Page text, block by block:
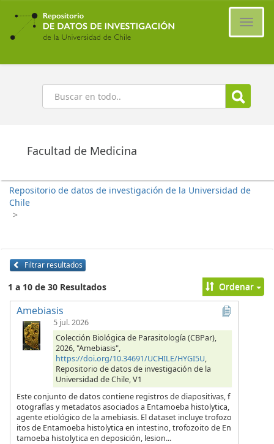
Ir
contenido
principal
Buscar
Facultad de Medicina
Repositorio de datos de investigación de la Universidad de
Chile
>
Filtrar resultados
1 a 10 de 30 Resultados Ordenar
Amebiasis
5 jul. 2026
Colección Biológica de Parasitología (CBPar),
2026, "Amebiasis",
https://doi.org/10.34691/UCHILE/HYGI5U,
Repositorio de datos de investigación de la
Universidad de Chile, V1
Este conjunto de datos contiene registros de diapositivas, f
otografías y metadatos asociados a Entamoeba histolytica,
agente etiológico de la amebiasis. El dataset incluye trofozo
itos de Entamoeba histolytica en intestino, trofozoito de En
tamoeba histolytica en deposición, lesion...